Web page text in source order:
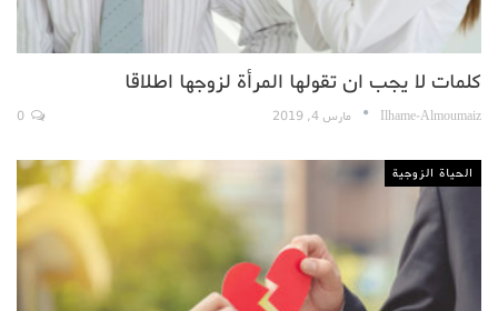
كلمات لا يجب ان تقولها المرأة لزوجها اطلاقا
Ilhame-Almoumaiz مارس 4, 2019
الحياة الزوجية